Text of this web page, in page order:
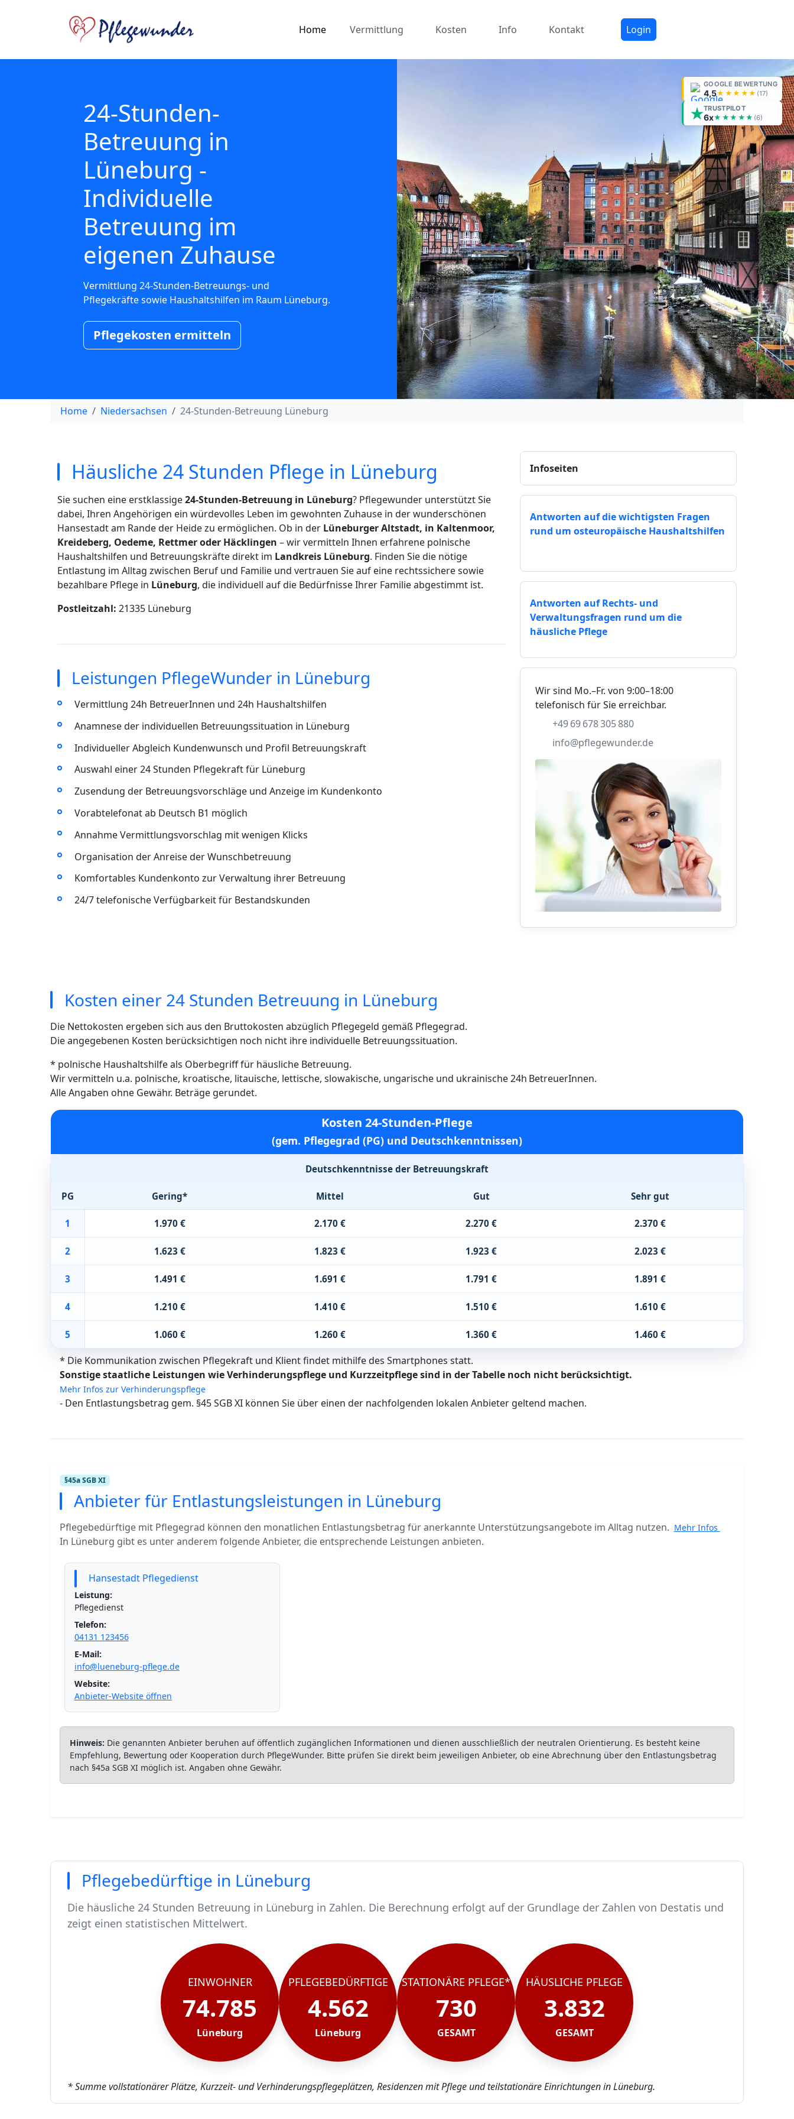
Home Vermittlung Kosten Info Kontakt Login
GOOGLE BEWERTUNG
4,5★★★★★ (17)
TRUSTPILOT
6x★★★★★ (6)
24-Stunden-
Betreuung in
Lüneburg -
Individuelle
Betreuung im
eigenen Zuhause
Vermittlung 24-Stunden-Betreuungs- und
Pflegekräfte sowie Haushaltshilfen im Raum Lüneburg.
Pflegekosten ermitteln
Home Niedersachsen 24-Stunden-Betreuung Lüneburg
Häusliche 24 Stunden Pflege in Lüneburg
Sie suchen eine erstklassige24-Stunden-Betreuung in Lüneburg? Pflegewunder unterstützt Sie
dabei, Ihren Angehörigen ein würdevolles Leben im gewohnten Zuhause in der wunderschönen
Hansestadt am Rande der Heide zu ermöglichen. Ob in der Lüneburger Altstadt, in Kaltenmoor,
Kreideberg, Oedeme, Rettmer oder Häcklingen – wir vermitteln Ihnen erfahrene polnische
Haushaltshilfen und Betreuungskräfte direkt im Landkreis Lüneburg. Finden Sie die nötige
Entlastung im Alltag zwischen Beruf und Familie und vertrauen Sie auf eine rechtssichere sowie
bezahlbare Pflege in Lüneburg, die individuell auf die Bedürfnisse Ihrer Familie abgestimmt ist.
Postleitzahl: 21335 Lüneburg
Leistungen PflegeWunder in Lüneburg
Vermittlung 24h BetreuerInnen und 24h Haushaltshilfen
Anamnese der individuellen Betreuungssituation in Lüneburg
Individueller Abgleich Kundenwunsch und Profil Betreuungskraft
Auswahl einer 24 Stunden Pflegekraft für Lüneburg
Zusendung der Betreuungsvorschläge und Anzeige im Kundenkonto
Vorabtelefonat ab Deutsch B1 möglich
Annahme Vermittlungsvorschlag mit wenigen Klicks
Organisation der Anreise der Wunschbetreuung
Komfortables Kundenkonto zur Verwaltung ihrer Betreuung
24/7 telefonische Verfügbarkeit für Bestandskunden
Infoseiten
Antworten auf die wichtigsten Fragen
rund um osteuropäische Haushaltshilfen
Antworten auf Rechts- und
Verwaltungsfragen rund um die
häusliche Pflege
Wir sind Mo.–Fr. von 9:00–18:00
telefonisch für Sie erreichbar.
+49 69 678 305 880
info@pflegewunder.de
Kosten einer 24 Stunden Betreuung in Lüneburg
Die Nettokosten ergeben sich aus den Bruttokosten abzüglich Pflegegeld gemäß Pflegegrad.
Die angegebenen Kosten berücksichtigen noch nicht ihre individuelle Betreuungssituation.
* polnische Haushaltshilfe als Oberbegriff für häusliche Betreuung.
Wir vermitteln u.a. polnische, kroatische, litauische, lettische, slowakische, ungarische und ukrainische 24h BetreuerInnen.
Alle Angaben ohne Gewähr. Beträge gerundet.
Kosten 24-Stunden-Pflege
(gem. Pflegegrad (PG) und Deutschkenntnissen)
Deutschkenntnisse der Betreuungskraft
PG Gering* Mittel Gut Sehr gut
1 1.970 € 2.170 € 2.270 € 2.370 €
2 1.623 € 1.823 € 1.923 € 2.023 €
3 1.491 € 1.691 € 1.791 € 1.891 €
4 1.210 € 1.410 € 1.510 € 1.610 €
5 1.060 € 1.260 € 1.360 € 1.460 €
* Die Kommunikation zwischen Pflegekraft und Klient findet mithilfe des Smartphones statt.
Sonstige staatliche Leistungen wie Verhinderungspflege und Kurzzeitpflege sind in der Tabelle noch nicht berücksichtigt.
Mehr Infos zur Verhinderungspflege
- Den Entlastungsbetrag gem. §45 SGB XI können Sie über einen der nachfolgenden lokalen Anbieter geltend machen.
§45a SGB XI
Anbieter für Entlastungsleistungen in Lüneburg
Pflegebedürftige mit Pflegegrad können den monatlichen Entlastungsbetrag für anerkannte Unterstützungsangebote im Alltag nutzen. Mehr Infos
In Lüneburg gibt es unter anderem folgende Anbieter, die entsprechende Leistungen anbieten.
Hansestadt Pflegedienst
Leistung:
Pflegedienst
Telefon:
04131 123456
E-Mail:
info@lueneburg-pflege.de
Website:
Anbieter-Website öffnen
Hinweis: Die genannten Anbieter beruhen auf öffentlich zugänglichen Informationen und dienen ausschließlich der neutralen Orientierung. Es besteht keine
Empfehlung, Bewertung oder Kooperation durch PflegeWunder. Bitte prüfen Sie direkt beim jeweiligen Anbieter, ob eine Abrechnung über den Entlastungsbetrag
nach §45a SGB XI möglich ist. Angaben ohne Gewähr.
Pflegebedürftige in Lüneburg
Die häusliche 24 Stunden Betreuung in Lüneburg in Zahlen. Die Berechnung erfolgt auf der Grundlage der Zahlen von Destatis und
zeigt einen statistischen Mittelwert.
In Lüneburg leben rund 74785 Menschen.
Von diesen 74785 Einwohnern sind rund 4562 pflegebedürftig.
Ca. 730 dieser pflegebedürftigen Menschen werden stationär gepflegt*.
Der Großteil der Pflegebedürftigen in Lüneburg, rund 3832 werden häuslich gepflegt.
EINWOHNER
74.785
Lüneburg
PFLEGEBEDÜRFTIGE
4.562
Lüneburg
STATIONÄRE PFLEGE*
730
GESAMT
HÄUSLICHE PFLEGE
3.832
GESAMT
* Summe vollstationärer Plätze, Kurzzeit- und Verhinderungspflegeplätzen, Residenzen mit Pflege und teilstationäre Einrichtungen in Lüneburg.